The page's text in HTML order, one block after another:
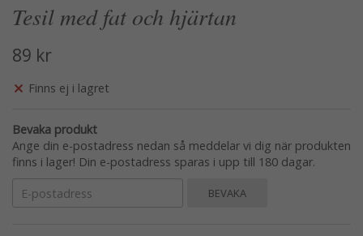
Tesil med fat och hjärtan
89 kr
Finns ej i lagret
Bevaka produkt
Ange din e-postadress nedan så meddelar vi dig när produkten
finns i lager! Din e-postadress sparas i upp till 180 dagar.
BEVAKA